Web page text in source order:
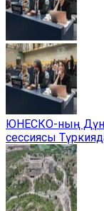
ЮНЕСКО-ның
сессиясы